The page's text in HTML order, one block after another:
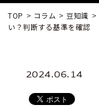
TOP コラム 豆知識
い？判断する基準を確認
2024.06.14